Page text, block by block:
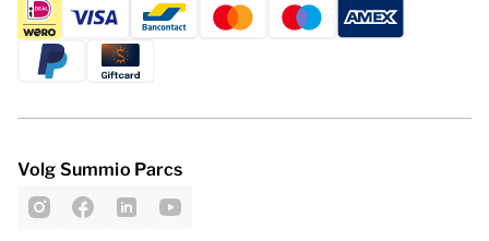
Volg Summio Parcs